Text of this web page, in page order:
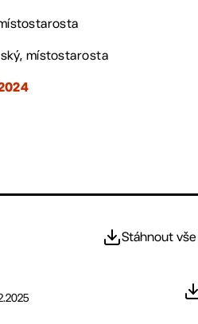
místostarosta
Stáhnout vše